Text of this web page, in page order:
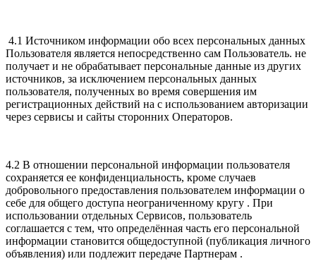
4.1 Источником информации обо всех персональных данных
Пользователя является непосредственно сам Пользователь. не
получает и не обрабатывает персональные данные из других
источников, за исключением персональных данных
пользователя, полученных во время совершения им
регистрационных действий на с использованием авторизации
через сервисы и сайты сторонних Операторов.
4.2 В отношении персональной информации пользователя
сохраняется ее конфиденциальность, кроме случаев
добровольного предоставления пользователем информации о
себе для общего доступа неограниченному кругу . При
использовании отдельных Сервисов, пользователь
соглашается с тем, что определённая часть его персональной
информации становится общедоступной (публикация личного
объявления) или подлежит передаче Партнерам .